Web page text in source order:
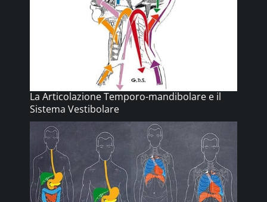
La Articolazione Temporo-mandibolare e il
Sistema Vestibolare